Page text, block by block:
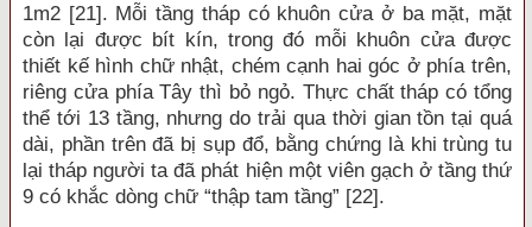
1m2 [21]. Mỗi tầng tháp có khuôn cửa ở ba mặt, mặt
còn lại được bít kín, trong đó mỗi khuôn cửa được
thiết kế hình chữ nhật, chém cạnh hai góc ở phía trên,
riêng cửa phía Tây thì bỏ ngỏ. Thực chất tháp có tổng
thể tới 13 tầng, nhưng do trải qua thời gian tồn tại quá
dài, phần trên đã bị sụp đổ, bằng chứng là khi trùng tu
lại tháp người ta đã phát hiện một viên gạch ở tầng thứ
9 có khắc dòng chữ “thập tam tầng” [22].